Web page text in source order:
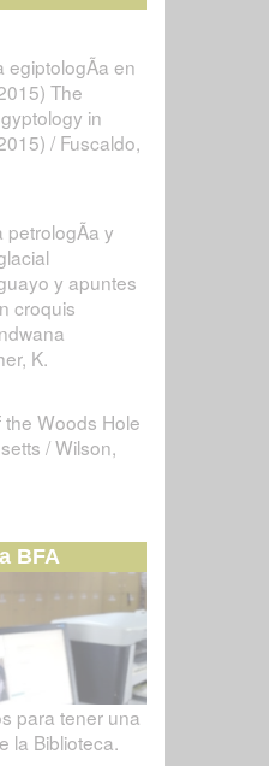
egiptologÃ­a en
The
in
/ Fuscaldo,
petrologÃ­a y
y apuntes
croquis
K.
Woods Hole
/ Wilson,
BFA
para tener una
la Biblioteca.